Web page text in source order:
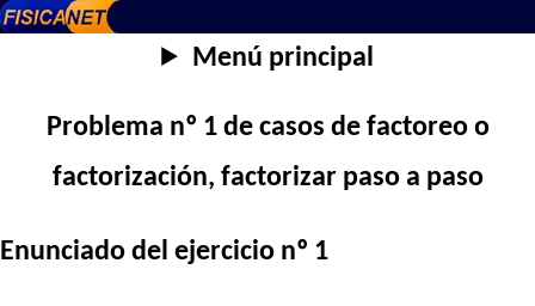
Menú principal
Problema nº 1 de casos de factoreo o
factorización, factorizar paso a paso
Enunciado del ejercicio nº 1